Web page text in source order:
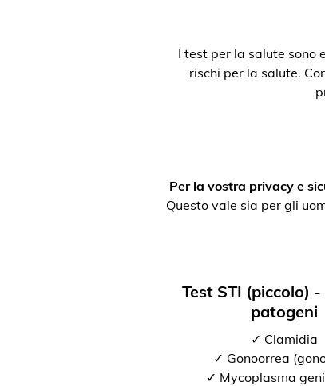
I test per la salute sono
rischi per la salute.
Per la vostra privacy e
Questo vale sia per gli
Test STI (piccolo)
patogeni
✓ Clamidia
✓ Gonoorrea
✓ Mycoplasma